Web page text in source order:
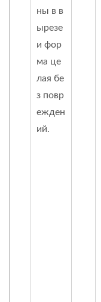
ны в в
ырезе
и фор
ма це
лая бе
з повр
ежден
ий.